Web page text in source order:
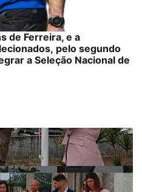
de Ferreira, e a
pelo segundo
a Seleção Nacional de